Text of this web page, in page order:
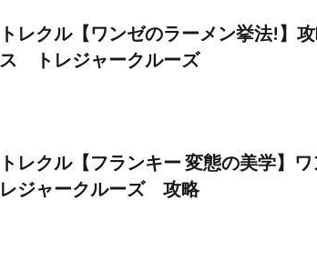
トレクル【ワンゼのラーメン挙法!】
ス トレジャークルーズ
トレクル【フランキー 変態の美学】
レジャークルーズ 攻略